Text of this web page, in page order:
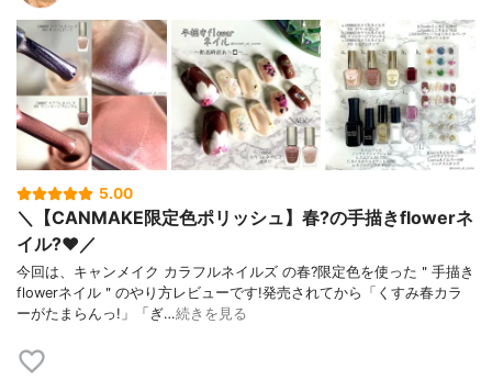
5.00
＼【CANMAKE限定色ポリッシュ】春?の手描きflowerネ
イル?❤️／
今回は、キャンメイク カラフルネイルズ の春?限定色を使った＂手描き
flowerネイル＂のやり方レビューです!発売されてから「くすみ春カラ
ーがたまらんっ!」「ぎ…続きを見る